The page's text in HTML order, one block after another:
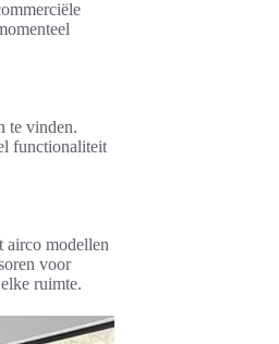
te vinden.
functionaliteit
airco modellen
voor
ruimte.